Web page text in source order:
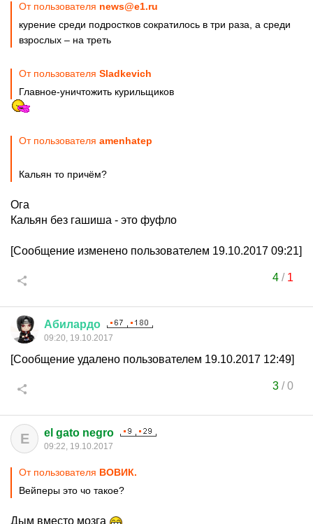
От пользователя news@e1.ru
курение среди подростков сократилось в три раза, а среди
взрослых – на треть
От пользователя Sladkevich
Главное-уничтожить курильщиков
От пользователя amenhatep
Кальян то причём?
Ога
Кальян без гашиша - это фуфло
[Сообщение изменено пользователем 19.10.2017 09:21]
4/ 1
Абилардо
09:20, 19.10.2017
[Сообщение удалено пользователем 19.10.2017 12:49]
3/0
E el gato negro
09:22, 19.10.2017
От пользователя ВОВИК.
Вейперы это чо такое?
Дым вместо мозга